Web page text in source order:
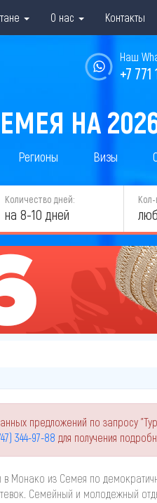
О нас Контакты
Наш
+7 771
НА
Регионы Визы
Количество дней:
на 8-10 дней
Кол-
предложений по запросу
344-97-88 для получения
Монако из Семея по
Семейный и молодежный